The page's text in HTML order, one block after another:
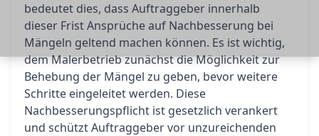
bedeutet dies, dass Auftraggeber innerhalb
dieser Frist Ansprüche auf Nachbesserung bei
Mängeln geltend machen können. Es ist wichtig,
dem Malerbetrieb zunächst die Möglichkeit zur
Behebung der Mängel zu geben, bevor weitere
Schritte eingeleitet werden. Diese
Nachbesserungspflicht ist gesetzlich verankert
und schützt Auftraggeber vor unzureichenden